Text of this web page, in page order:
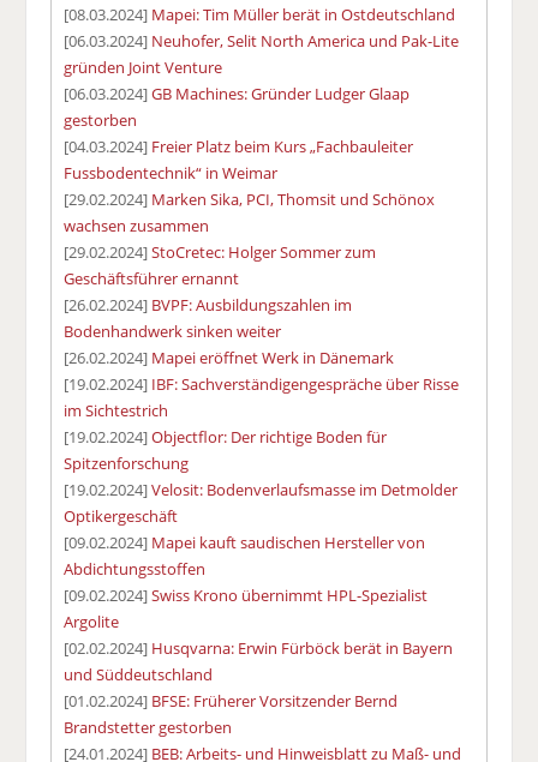
[08.03.2024] Mapei: Tim Müller berät in Ostdeutschland
[06.03.2024] Neuhofer, Selit North America und Pak-Lite
gründen Joint Venture
[06.03.2024]GB Machines: Gründer Ludger Glaap
gestorben
[04.03.2024] Freier Platz beim Kurs „Fachbauleiter
Fussbodentechnik“ in Weimar
[29.02.2024] Marken Sika, PCI, Thomsit und Schönox
wachsen zusammen
[29.02.2024]StoCretec: Holger Sommer zum
Geschäftsführer ernannt
[26.02.2024] BVPF: Ausbildungszahlen im
Bodenhandwerk sinken weiter
[26.02.2024] Mapei eröffnet Werk in Dänemark
[19.02.2024] IBF: Sachverständigengespräche über Risse
im Sichtestrich
[19.02.2024]Objectflor: Der richtige Boden für
Spitzenforschung
[19.02.2024]Velosit: Bodenverlaufsmasse im Detmolder
Optikergeschäft
[09.02.2024] Mapei kauft saudischen Hersteller von
Abdichtungsstoffen
[09.02.2024]Swiss Krono übernimmt HPL-Spezialist
Argolite
[02.02.2024] Husqvarna: Erwin Fürböck berät in Bayern
und Süddeutschland
[01.02.2024] BFSE: Früherer Vorsitzender Bernd
Brandstetter gestorben
[24.01.2024] BEB: Arbeits- und Hinweisblatt zu Maß- und